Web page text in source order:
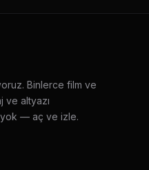
Binlerce film ve
ve altyazı
— aç ve izle.